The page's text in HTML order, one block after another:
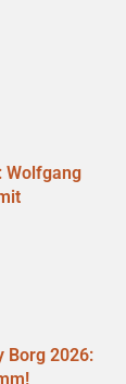
Wolfgang
Borg 2026: